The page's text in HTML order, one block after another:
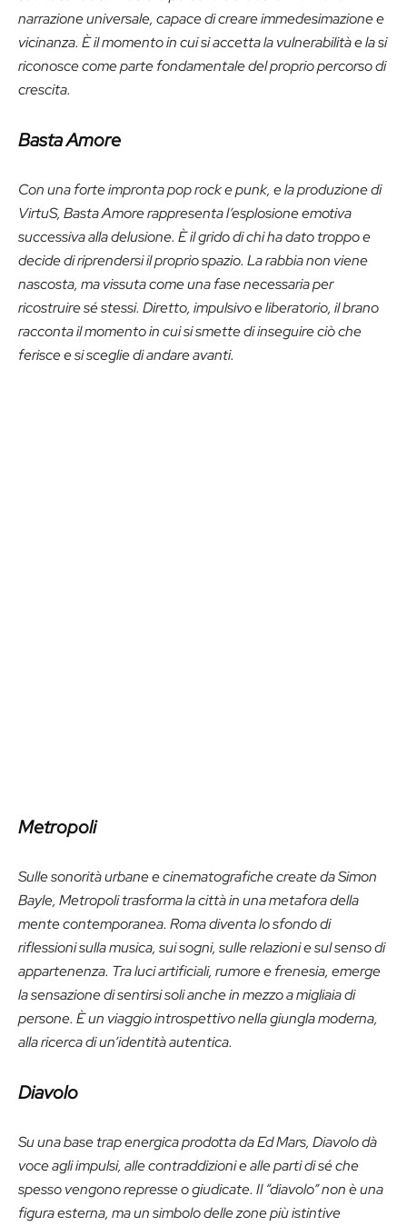
narrazione universale, capace di creare immedesimazione e
vicinanza. È il momento in cui si accetta la vulnerabilità e la si
riconosce come parte fondamentale del proprio percorso di
crescita.
Basta Amore
Con una forte impronta pop rock e punk, e la produzione di
VirtuS, Basta Amore rappresenta l’esplosione emotiva
successiva alla delusione. È il grido di chi ha dato troppo e
decide di riprendersi il proprio spazio. La rabbia non viene
nascosta, ma vissuta come una fase necessaria per
ricostruire sé stessi. Diretto, impulsivo e liberatorio, il brano
racconta il momento in cui si smette di inseguire ciò che
ferisce e si sceglie di andare avanti.
Metropoli
Sulle sonorità urbane e cinematografiche create da Simon
Bayle, Metropoli trasforma la città in una metafora della
mente contemporanea. Roma diventa lo sfondo di
riflessioni sulla musica, sui sogni, sulle relazioni e sul senso di
appartenenza. Tra luci artificiali, rumore e frenesia, emerge
la sensazione di sentirsi soli anche in mezzo a migliaia di
persone. È un viaggio introspettivo nella giungla moderna,
alla ricerca di un’identità autentica.
Diavolo
Su una base trap energica prodotta da Ed Mars, Diavolo dà
voce agli impulsi, alle contraddizioni e alle parti di sé che
spesso vengono represse o giudicate. Il “diavolo” non è una
figura esterna, ma un simbolo delle zone più istintive